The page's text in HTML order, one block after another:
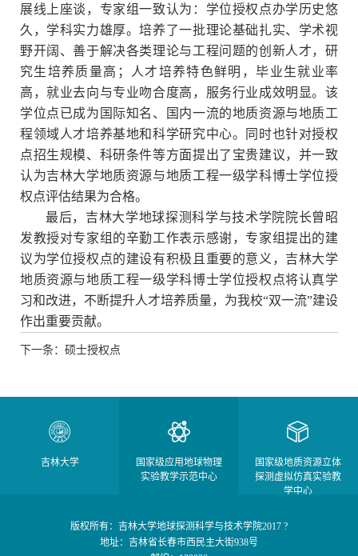
展线上座谈，专家组一致认为：学位授权点办学历史悠
久，学科实力雄厚。培养了一批理论基础扎实、学术视
野开阔、善于解决各类理论与工程问题的创新人才，研
究生培养质量高；人才培养特色鲜明，毕业生就业率
高，就业去向与专业吻合度高，服务行业成效明显。该
学位点已成为国际知名、国内一流的地质资源与地质工
程领域人才培养基地和科学研究中心。同时也针对授权
点招生规模、科研条件等方面提出了宝贵建议，并一致
认为吉林大学地质资源与地质工程一级学科博士学位授
权点评估结果为合格。
最后，吉林大学地球探测科学与技术学院院长曾昭
发教授对专家组的辛勤工作表示感谢，专家组提出的建
议为学位授权点的建设有积极且重要的意义，吉林大学
地质资源与地质工程一级学科博士学位授权点将认真学
习和改进，不断提升人才培养质量，为我校“双一流”建设
作出重要贡献。
下一条：硕士授权点
吉林大学
国家级应用地球物理
实验教学示范中心
国家级地质资源立体
探测虚拟仿真实验教
学中心
版权所有：吉林大学地球探测科学与技术学院2017 ?
地址：吉林省长春市西民主大街938号